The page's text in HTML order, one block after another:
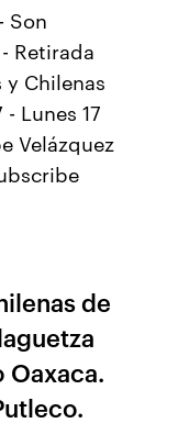
Son
Retirada
y Chilenas
Lunes 17
Velázquez
de
Oaxaca.